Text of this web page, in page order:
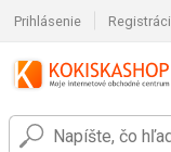
Prihlásenie